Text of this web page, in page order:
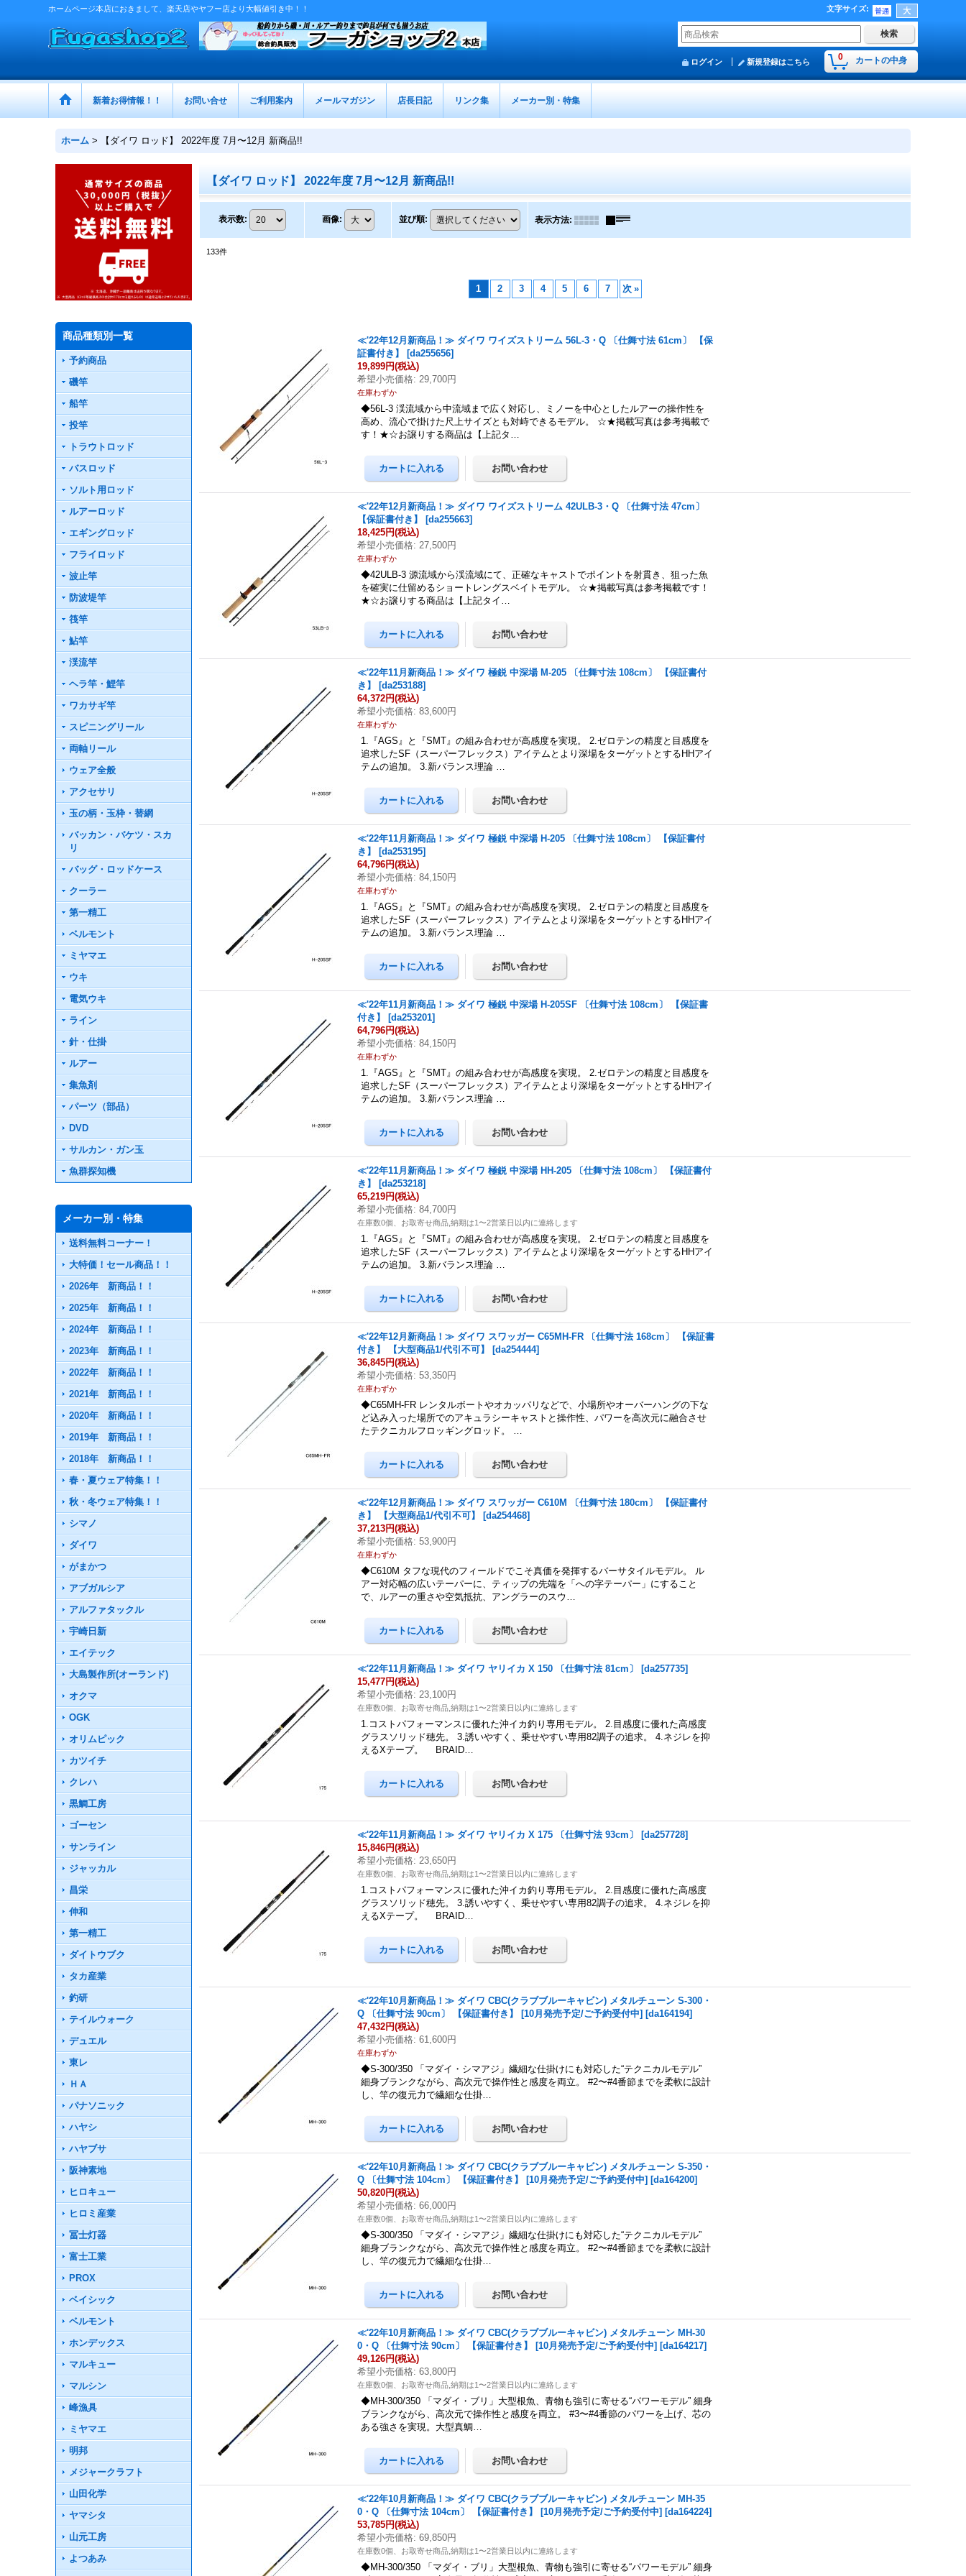
ホームページ本店におきまして、楽天店やヤフー店より大幅値引き中！！ 文字サイズ:
0 カートの中身
ログイン 新規登録はこちら
新着お得情報！！ お問い合せ ご利用案内 メールマガジン 店長日記 リンク集 メーカー別・特集
ホーム > 【ダイワ ロッド】 2022年度 7月〜12月 新商品!!
商品種類別一覧
予約商品
磯竿
船竿
投竿
トラウトロッド
バスロッド
ソルト用ロッド
ルアーロッド
エギングロッド
フライロッド
波止竿
防波堤竿
筏竿
鮎竿
渓流竿
ヘラ竿・鯉竿
ワカサギ竿
スピニングリール
両軸リール
ウェア全般
アクセサリ
玉の柄・玉枠・替網
バッカン・バケツ・スカ
リ
バッグ・ロッドケース
クーラー
第一精工
ベルモント
ミヤマエ
ウキ
電気ウキ
ライン
針・仕掛
ルアー
集魚剤
パーツ（部品）
DVD
サルカン・ガン玉
魚群探知機
メーカー別・特集
送料無料コーナー！
大特価！セール商品！！
2026年 新商品！！
2025年 新商品！！
2024年 新商品！！
2023年 新商品！！
2022年 新商品！！
2021年 新商品！！
2020年 新商品！！
2019年 新商品！！
2018年 新商品！！
春・夏ウェア特集！！
秋・冬ウェア特集！！
シマノ
ダイワ
がまかつ
アブガルシア
アルファタックル
宇崎日新
エイテック
大島製作所(オーランド)
オクマ
OGK
オリムピック
カツイチ
クレハ
黒鯛工房
ゴーセン
サンライン
ジャッカル
昌栄
伸和
第一精工
ダイトウブク
タカ産業
釣研
テイルウォーク
デュエル
東レ
ＨＡ
パナソニック
ハヤシ
ハヤブサ
阪神素地
ヒロキュー
ヒロミ産業
冨士灯器
富士工業
PROX
ベイシック
ベルモント
ホンデックス
マルキュー
マルシン
峰漁具
ミヤマエ
明邦
メジャークラフト
山田化学
ヤマシタ
山元工房
よつあみ
【ダイワ ロッド】 2022年度 7月〜12月 新商品!!
表示数: 画像: 並び順: 表示方法:
133件
1 2 3 4 5 6 7 次 »
≪'22年12月新商品！≫ ダイワ ワイズストリーム 56L-3・Q 〔仕舞寸法 61cm〕 【保
証書付き】
[da255656]
19,899円(税込)
希望小売価格: 29,700円
在庫わずか
◆56L-3 渓流域から中流域まで広く対応し、ミノーを中心としたルアーの操作性を
高め、流心で掛けた尺上サイズとも対峙できるモデル。 ☆★掲載写真は参考掲載で
す！★☆お譲りする商品は【上記タ…
≪'22年12月新商品！≫ ダイワ ワイズストリーム 42ULB-3・Q 〔仕舞寸法 47cm〕
【保証書付き】
[da255663]
18,425円(税込)
希望小売価格: 27,500円
在庫わずか
◆42ULB-3 源流域から渓流域にて、正確なキャストでポイントを射貫き、狙った魚
を確実に仕留めるショートレングスベイトモデル。 ☆★掲載写真は参考掲載です！
★☆お譲りする商品は【上記タイ…
≪'22年11月新商品！≫ ダイワ 極鋭 中深場 M-205 〔仕舞寸法 108cm〕 【保証書付
き】
[da253188]
64,372円(税込)
希望小売価格: 83,600円
在庫わずか
1.『AGS』と『SMT』の組み合わせが高感度を実現。 2.ゼロテンの精度と目感度を
追求したSF（スーパーフレックス）アイテムとより深場をターゲットとするHHアイ
テムの追加。 3.新バランス理論 …
≪'22年11月新商品！≫ ダイワ 極鋭 中深場 H-205 〔仕舞寸法 108cm〕 【保証書付
き】
[da253195]
64,796円(税込)
希望小売価格: 84,150円
在庫わずか
1.『AGS』と『SMT』の組み合わせが高感度を実現。 2.ゼロテンの精度と目感度を
追求したSF（スーパーフレックス）アイテムとより深場をターゲットとするHHアイ
テムの追加。 3.新バランス理論 …
≪'22年11月新商品！≫ ダイワ 極鋭 中深場 H-205SF 〔仕舞寸法 108cm〕 【保証書
付き】
[da253201]
64,796円(税込)
希望小売価格: 84,150円
在庫わずか
1.『AGS』と『SMT』の組み合わせが高感度を実現。 2.ゼロテンの精度と目感度を
追求したSF（スーパーフレックス）アイテムとより深場をターゲットとするHHアイ
テムの追加。 3.新バランス理論 …
≪'22年11月新商品！≫ ダイワ 極鋭 中深場 HH-205 〔仕舞寸法 108cm〕 【保証書付
き】
[da253218]
65,219円(税込)
希望小売価格: 84,700円
在庫数0個、お取寄せ商品,納期は1〜2営業日以内に連絡します
1.『AGS』と『SMT』の組み合わせが高感度を実現。 2.ゼロテンの精度と目感度を
追求したSF（スーパーフレックス）アイテムとより深場をターゲットとするHHアイ
テムの追加。 3.新バランス理論 …
≪'22年12月新商品！≫ ダイワ スワッガー C65MH-FR 〔仕舞寸法 168cm〕 【保証書
付き】 【大型商品1/代引不可】
[da254444]
36,845円(税込)
希望小売価格: 53,350円
在庫わずか
◆C65MH-FR レンタルボートやオカッパリなどで、小場所やオーバーハングの下な
ど込み入った場所でのアキュラシーキャストと操作性、パワーを高次元に融合させ
たテクニカルフロッギングロッド。 …
≪'22年12月新商品！≫ ダイワ スワッガー C610M 〔仕舞寸法 180cm〕 【保証書付
き】 【大型商品1/代引不可】
[da254468]
37,213円(税込)
希望小売価格: 53,900円
在庫わずか
◆C610M タフな現代のフィールドでこそ真価を発揮するバーサタイルモデル。 ル
アー対応幅の広いテーパーに、ティップの先端を「への字テーパー」にすること
で、ルアーの重さや空気抵抗、アングラーのスウ…
≪'22年11月新商品！≫ ダイワ ヤリイカ X 150 〔仕舞寸法 81cm〕 [da257735]
15,477円(税込)
希望小売価格: 23,100円
在庫数0個、お取寄せ商品,納期は1〜2営業日以内に連絡します
1.コストパフォーマンスに優れた沖イカ釣り専用モデル。 2.目感度に優れた高感度
グラスソリッド穂先。 3.誘いやすく、乗せやすい専用82調子の追求。 4.ネジレを抑
えるXテープ。 BRAID…
≪'22年11月新商品！≫ ダイワ ヤリイカ X 175 〔仕舞寸法 93cm〕 [da257728]
15,846円(税込)
希望小売価格: 23,650円
在庫数0個、お取寄せ商品,納期は1〜2営業日以内に連絡します
1.コストパフォーマンスに優れた沖イカ釣り専用モデル。 2.目感度に優れた高感度
グラスソリッド穂先。 3.誘いやすく、乗せやすい専用82調子の追求。 4.ネジレを抑
えるXテープ。 BRAID…
≪'22年10月新商品！≫ ダイワ CBC(クラブブルーキャビン) メタルチューン S-300・
Q 〔仕舞寸法 90cm〕 【保証書付き】 [10月発売予定/ご予約受付中] [da164194]
47,432円(税込)
希望小売価格: 61,600円
在庫わずか
◆S-300/350 「マダイ・シマアジ」繊細な仕掛けにも対応した“テクニカルモデル”
細身ブランクながら、高次元で操作性と感度を両立。 #2〜#4番節までを柔軟に設計
し、竿の復元力で繊細な仕掛…
≪'22年10月新商品！≫ ダイワ CBC(クラブブルーキャビン) メタルチューン S-350・
Q 〔仕舞寸法 104cm〕 【保証書付き】 [10月発売予定/ご予約受付中] [da164200]
50,820円(税込)
希望小売価格: 66,000円
在庫数0個、お取寄せ商品,納期は1〜2営業日以内に連絡します
◆S-300/350 「マダイ・シマアジ」繊細な仕掛けにも対応した“テクニカルモデル”
細身ブランクながら、高次元で操作性と感度を両立。 #2〜#4番節までを柔軟に設計
し、竿の復元力で繊細な仕掛…
≪'22年10月新商品！≫ ダイワ CBC(クラブブルーキャビン) メタルチューン MH-30
0・Q 〔仕舞寸法 90cm〕 【保証書付き】 [10月発売予定/ご予約受付中] [da164217]
49,126円(税込)
希望小売価格: 63,800円
在庫数0個、お取寄せ商品,納期は1〜2営業日以内に連絡します
◆MH-300/350 「マダイ・ブリ」大型根魚、青物も強引に寄せる“パワーモデル” 細身
ブランクながら、高次元で操作性と感度を両立。 #3〜#4番節のパワーを上げ、芯の
ある強さを実現。大型真鯛…
≪'22年10月新商品！≫ ダイワ CBC(クラブブルーキャビン) メタルチューン MH-35
0・Q 〔仕舞寸法 104cm〕 【保証書付き】 [10月発売予定/ご予約受付中] [da164224]
53,785円(税込)
希望小売価格: 69,850円
在庫数0個、お取寄せ商品,納期は1〜2営業日以内に連絡します
◆MH-300/350 「マダイ・ブリ」大型根魚、青物も強引に寄せる“パワーモデル” 細身